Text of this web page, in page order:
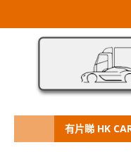
有片睇 HK